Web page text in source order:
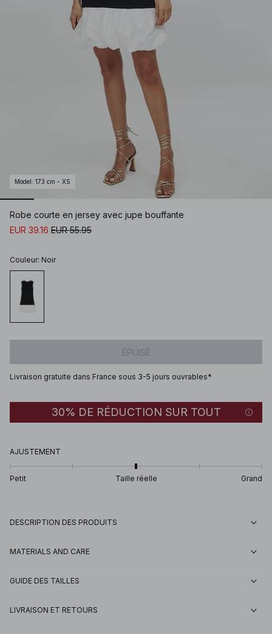
Model : 173 cm - XS
Robe courte en jersey avec jupe bouffante
EUR 39.16 EUR 55.95
Couleur: Noir
ÉPUISÉ
Livraison gratuite dans France sous 3-5 jours ouvrables*
30% DE RÉDUCTION SUR TOUT
AJUSTEMENT
Petit Taille réelle Grand
DESCRIPTION DES PRODUITS
MATERIALS AND CARE
GUIDE DES TAILLES
LIVRAISON ET RETOURS